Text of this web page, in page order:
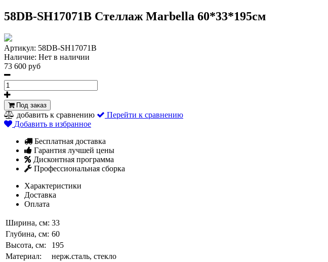
58DB-SH17071B Стеллаж Marbella 60*33*195см
Артикул: 58DB-SH17071B
Наличие: Нет в наличии
73 600 руб
Под заказ
добавить к сравнению
Перейти к сравнению
Добавить в избранное
Бесплатная доставка
Гарантия лучшей цены
Дисконтная программа
Профессиональная сборка
Характеристики
Доставка
Оплата
Ширина, см: 33
Глубина, см: 60
Высота, см:
195
Материал:
нерж.сталь, стекло